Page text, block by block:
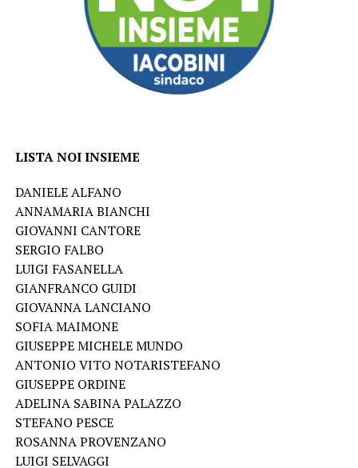
LISTA NOI INSIEME
DANIELE ALFANO
ANNAMARIA BIANCHI
GIOVANNI CANTORE
SERGIO FALBO
LUIGI FASANELLA
GIANFRANCO GUIDI
GIOVANNA LANCIANO
SOFIA MAIMONE
GIUSEPPE MICHELE MUNDO
ANTONIO VITO NOTARISTEFANO
GIUSEPPE ORDINE
ADELINA SABINA PALAZZO
STEFANO PESCE
ROSANNA PROVENZANO
LUIGI SELVAGGI